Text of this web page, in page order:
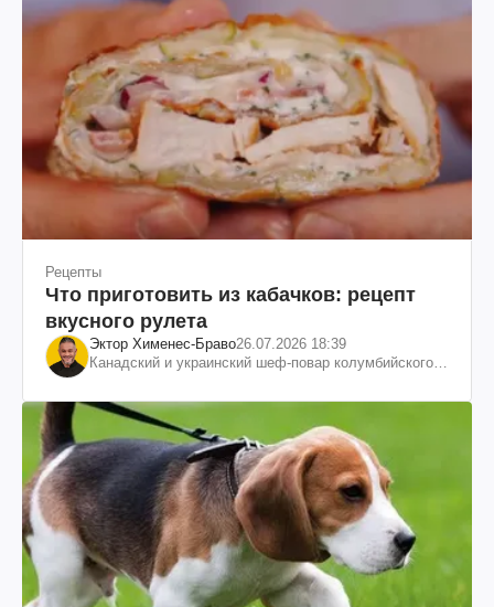
Рецепты
Что приготовить из кабачков: рецепт
вкусного рулета
Эктор Хименес-Браво26.07.2026 18:39
Канадский и украинский шеф-повар колумбийского